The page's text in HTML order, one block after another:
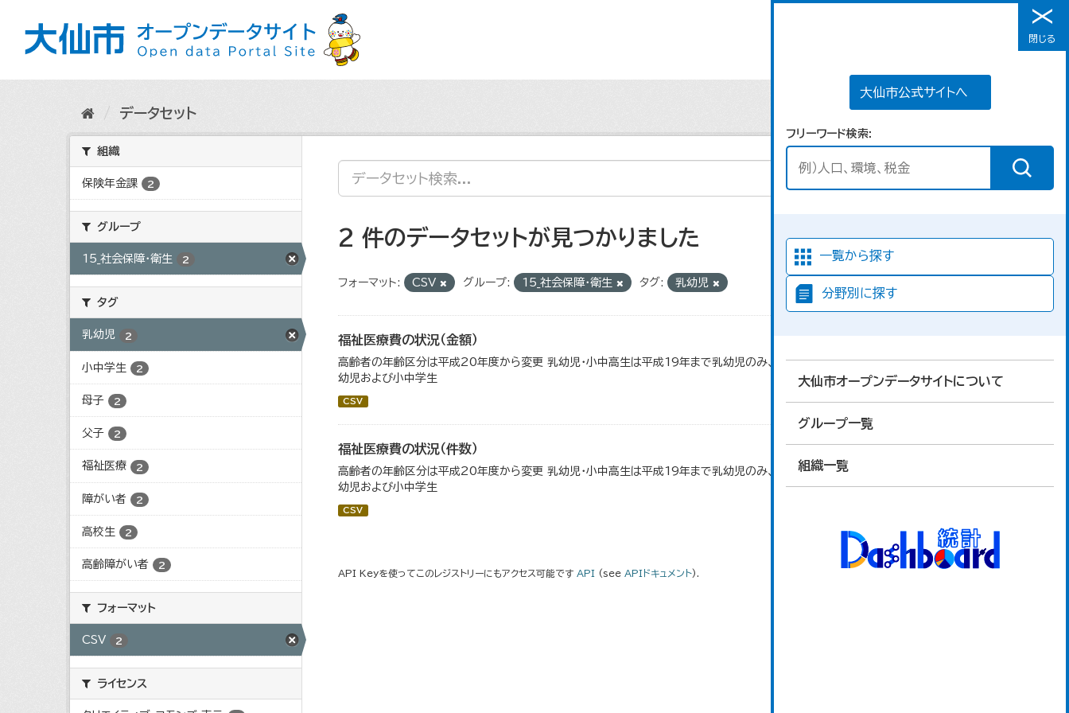
メニュー
大仙市公式サイトへ
フリーワード検索
一覧から探す
分野別に探す
大仙市オープンデータサイトについて
グループ一覧
組織一覧
閉じる
データセット
組織
保険年金課 2
グループ
15_社会保障・衛生 2
タグ
乳幼児 2
小中学生 2
母子 2
父子 2
福祉医療 2
障がい者 2
高校生 2
高齢障がい者 2
フォーマット
CSV 2
ライセンス
2 件のデータセットが見つかりました
フォーマット: CSV グループ: 15_社会保障・衛生 タグ: 乳幼児
福祉医療費の状況（金額）
高齢者の年齢区分は平成20年度から変更 乳幼児・小中高生は平成19年まで乳幼児のみ、平成20年度から令和元年度までは乳
幼児および小中学生
CSV
福祉医療費の状況（件数）
高齢者の年齢区分は平成20年度から変更 乳幼児・小中高生は平成19年まで乳幼児のみ、平成20年度から令和元年度までは乳
幼児および小中学生
CSV
API Keyを使ってこのレジストリーにもアクセス可能です API (see APIドキュメント).